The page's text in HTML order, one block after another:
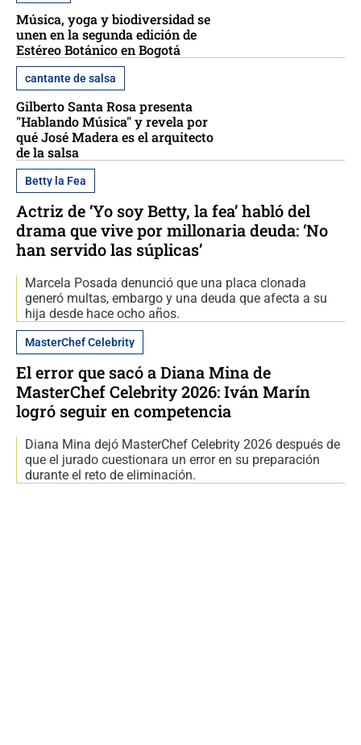
Música, yoga y biodiversidad se
unen en la segunda edición de
Estéreo Botánico en Bogotá
cantante de salsa
Gilberto Santa Rosa presenta
"Hablando Música" y revela por
qué José Madera es el arquitecto
de la salsa
Betty la Fea
Actriz de ‘Yo soy Betty, la fea’ habló del
drama que vive por millonaria deuda: ‘No
han servido las súplicas’
Marcela Posada denunció que una placa clonada
generó multas, embargo y una deuda que afecta a su
hija desde hace ocho años.
MasterChef Celebrity
El error que sacó a Diana Mina de
MasterChef Celebrity 2026: Iván Marín
logró seguir en competencia
Diana Mina dejó MasterChef Celebrity 2026 después de
que el jurado cuestionara un error en su preparación
durante el reto de eliminación.